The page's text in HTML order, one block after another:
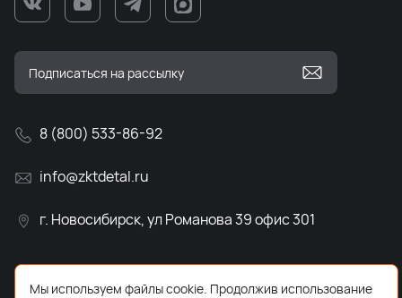
8 (800) 533-86-92
info@zktdetal.ru
г. Новосибирск, ул Романова 39 офис 301
Мы используем файлы cookie. Продолжив использование